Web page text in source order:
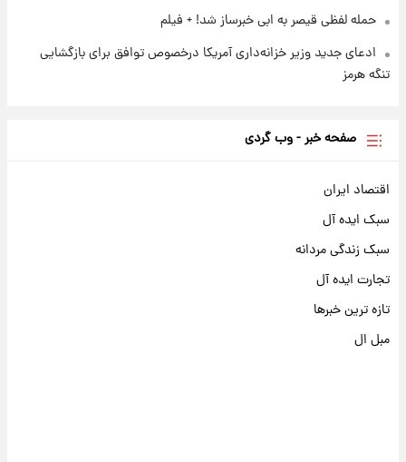
حمله لفظی قیصر به ابی خبرساز شد! + فیلم
ادعای جدید وزیر خزانه‌داری آمریکا درخصوص توافق برای بازگشایی
تنگه هرمز
صفحه خبر - وب گردی
اقتصاد ایران
سبک ایده آل
سبک زندگی مردانه
تجارت ایده آل
تازه ترین خبرها
مبل ال